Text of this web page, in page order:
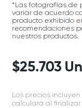
*Las fotografías de
variar de acuerdo
producto exhibido
recomendaciones
nuestros productos.
$25.703 Un
Los precios
calculará al